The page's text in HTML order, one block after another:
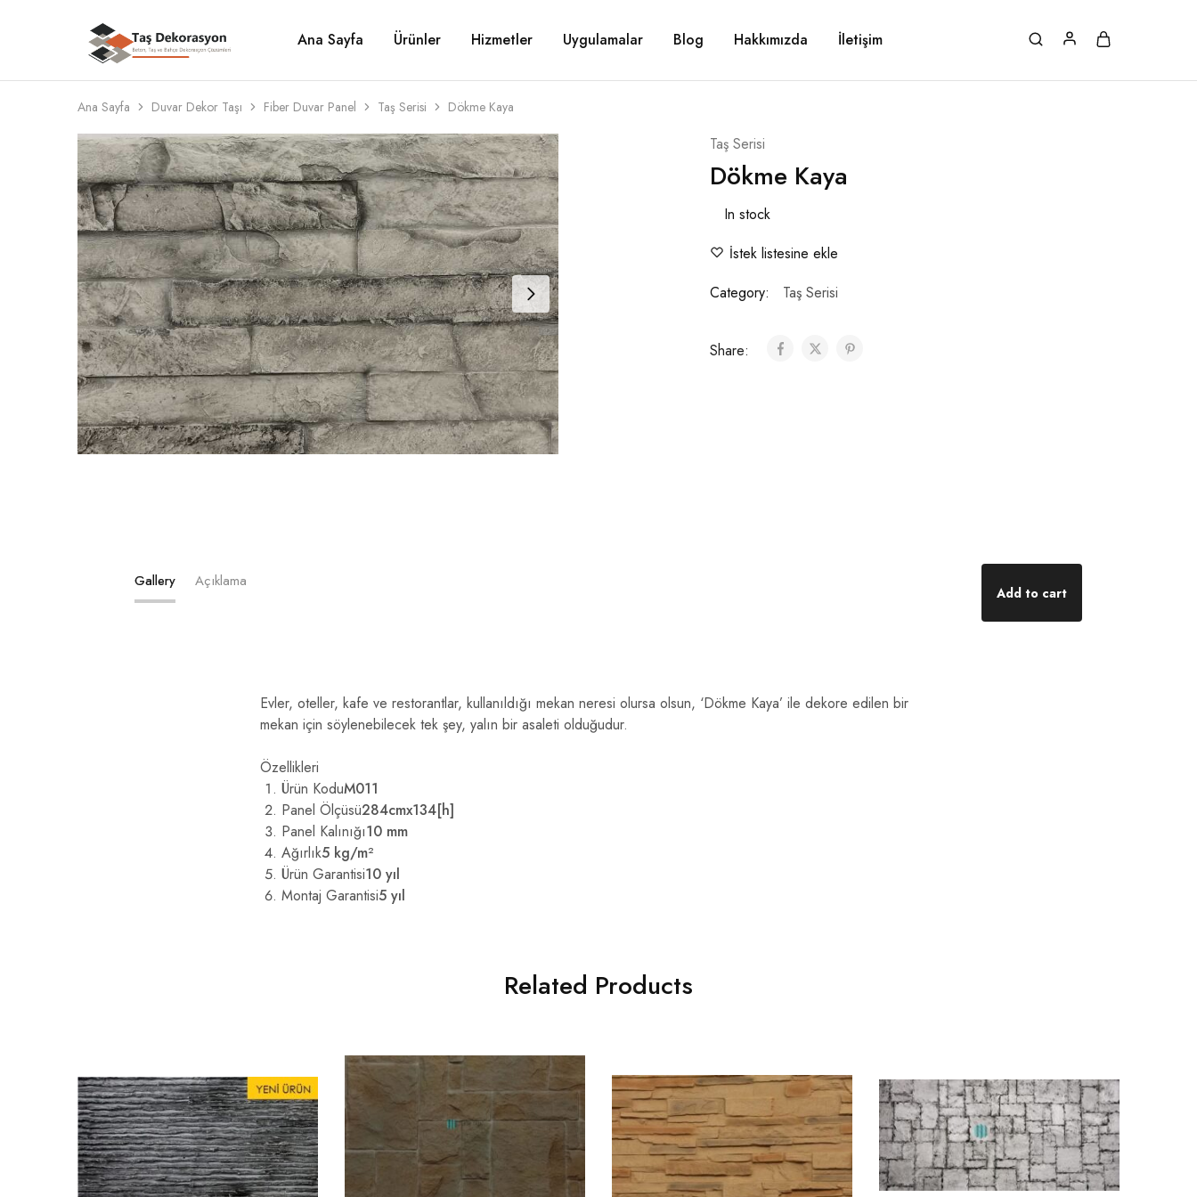
Taş
Dekorasyon
Beton,
Taş
Bahçe
Dekorasyon
Çözümleri
Ana Sayfa Ürünler Hizmetler Uygulamalar Blog Hakkımızda İletişim
Ana Sayfa Duvar Dekor Taşı Fiber Duvar Panel Taş Serisi Dökme Kaya
Taş Serisi
Dökme Kaya
In stock
İstek listesine ekle
Category:
Taş Serisi
Share:
Gallery Açıklama
Add to cart
Evler, oteller, kafe ve restorantlar, kullanıldığı mekan neresi olursa olsun, ‘Dökme Kaya’ ile dekore edilen bir
mekan için söylenebilecek tek şey, yalın bir asaleti olduğudur.
Özellikleri
Ürün KoduM011
Panel Ölçüsü284cmx134[h]
Panel Kalınığı10 mm
Ağırlık5 kg/m²
Ürün Garantisi10 yıl
Montaj Garantisi5 yıl
Related Products